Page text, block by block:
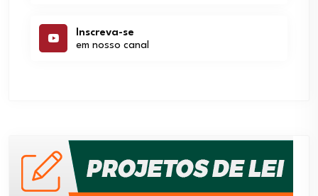
Inscreva-se
em nosso canal